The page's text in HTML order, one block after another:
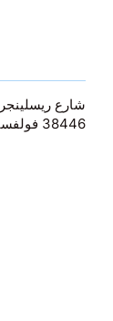
شارع ريسلينجر 22
38446 فولفسبورج